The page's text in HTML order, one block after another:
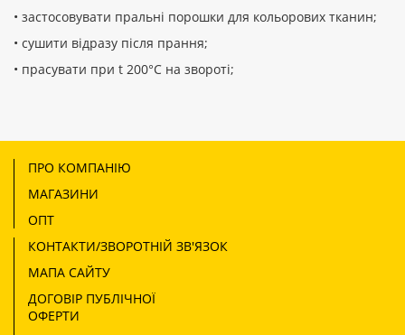
• застосовувати пральні порошки для кольорових тканин;
• сушити відразу після прання;
• прасувати при t 200°С на звороті;
ПРО КОМПАНІЮ
МАГАЗИНИ
ОПТ
КОНТАКТИ/ЗВОРОТНІЙ ЗВ'ЯЗОК
МАПА САЙТУ
ДОГОВІР ПУБЛІЧНОЇ
ОФЕРТИ